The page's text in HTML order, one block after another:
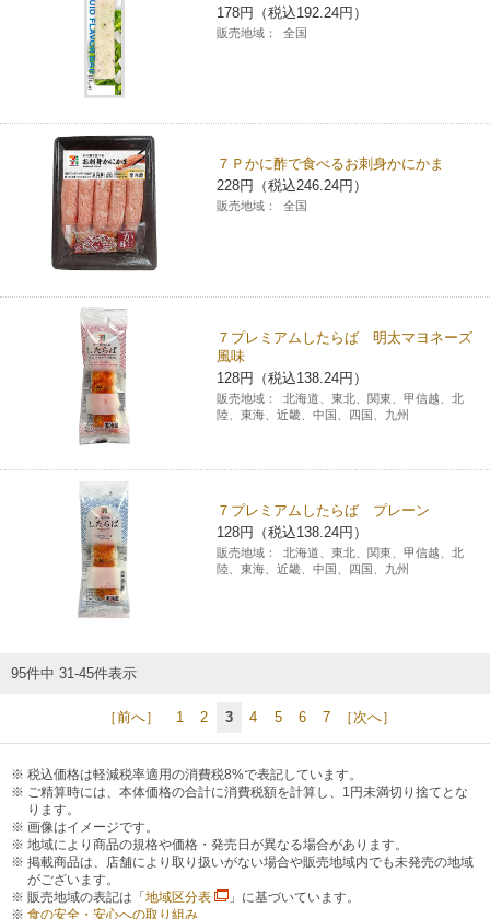
178円（税込192.24円）
販売地域： 全国
７Ｐかに酢で食べるお刺身かにかま
228円（税込246.24円）
販売地域： 全国
７プレミアムしたらば 明太マヨネーズ
風味
128円（税込138.24円）
販売地域：
北海道、東北、関東、甲信越、北
陸、東海、近畿、中国、四国、九州
７プレミアムしたらば プレーン
128円（税込138.24円）
販売地域：
北海道、東北、関東、甲信越、北
陸、東海、近畿、中国、四国、九州
95件中 31-45件表示
［前へ］ 1 2 3 4 5 6 7 ［次へ］
税込価格は軽減税率適用の消費税8%で表記しています。
ご精算時には、本体価格の合計に消費税額を計算し、1円未満切り捨てとな
ります。
画像はイメージです。
地域により商品の規格や価格・発売日が異なる場合があります。
掲載商品は、店舗により取り扱いがない場合や販売地域内でも未発売の地域
がございます。
販売地域の表記は「 地域区分表
」に基づいています。
食の安全・安心への取り組み